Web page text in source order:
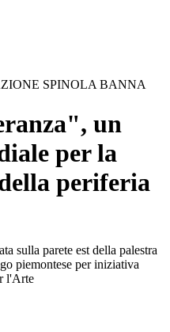
SPINOLA BANNA
un
per la
periferia
sulla parete est della palestra
piemontese per iniziativa
l'Arte